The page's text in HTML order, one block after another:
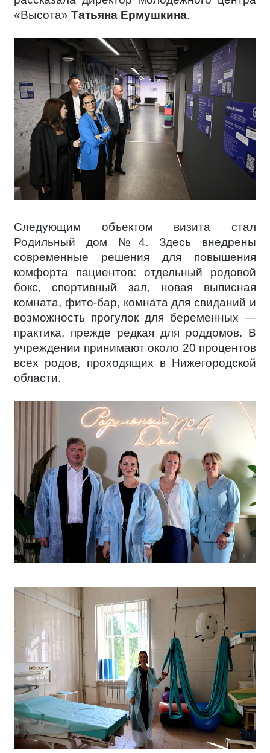
«Высота» Татьяна Ермушкина.
Следующим объектом визита стал
Родильный дом №4. Здесь внедрены
современные решения для повышения
комфорта пациентов: отдельный родовой
бокс, спортивный зал, новая выписная
комната, фито-бар, комната для свиданий и
возможность прогулок для беременных —
практика, прежде редкая для роддомов. В
учреждении принимают около 20 процентов
всех родов, проходящих в Нижегородской
области.